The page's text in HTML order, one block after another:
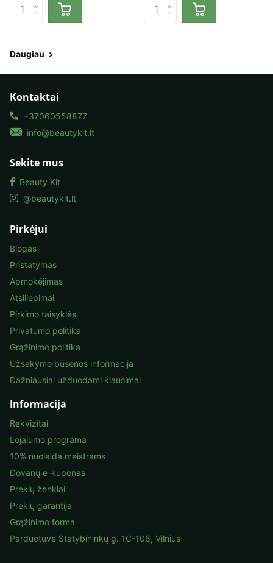
Daugiau
Pirkėjui
Blogas
Pristatymas
Apmokėjimas
Atsiliepimai
Pirkimo taisyklės
Privatumo politika
Grąžinimo politika
Užsakymo būsenos informacija
Dažniausiai užduodami klausimai
Informacija
Rekvizitai
Lojalumo programa
10% nuolaida meistrams
Dovanų e-kuponas
Prekių ženklai
Prekių garantija
Grąžinimo forma
Parduotuvė Statybininkų g. 1C-106, Vilnius
Kontaktai
+37060558877
info@beautykit.lt
Sekite mus
Beauty Kit
@beautykit.lt